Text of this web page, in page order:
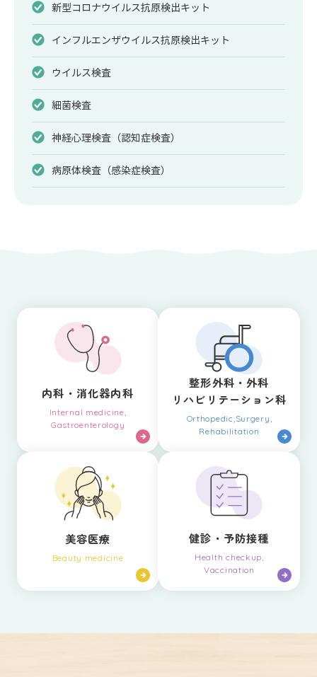
新型コロナウイルス抗原検出キット
インフルエンザウイルス抗原検出キット
ウイルス検査
細菌検査
神経心理検査（認知症検査）
病原体検査（感染症検査）
内科・消化器内科
Internal medicine,
Gastroenterology
整形外科・外科
リハビリテーション科
Orthopedic,Surgery,
Rehabilitation
美容医療
Beauty medicine
健診・予防接種
Health checkup,
Vaccination